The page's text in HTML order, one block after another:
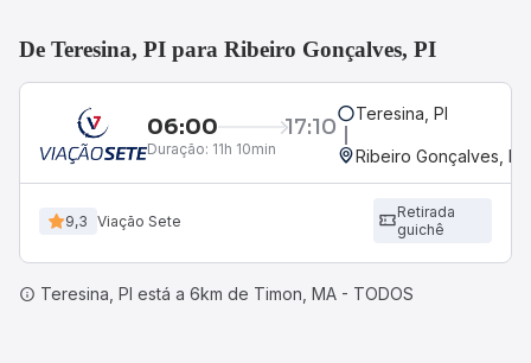
De Teresina, PI para Ribeiro Gonçalves, PI
06:00 17:10
Duração: 11h 10min
Teresina, PI
Ribeiro Gonçalves, PI
9,3 Viação Sete
Retirada
guichê
Teresina, PI está a 6km de Timon, MA - TODOS